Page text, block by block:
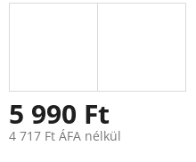
5 990 Ft
4 717 Ft ÁFA nélkül